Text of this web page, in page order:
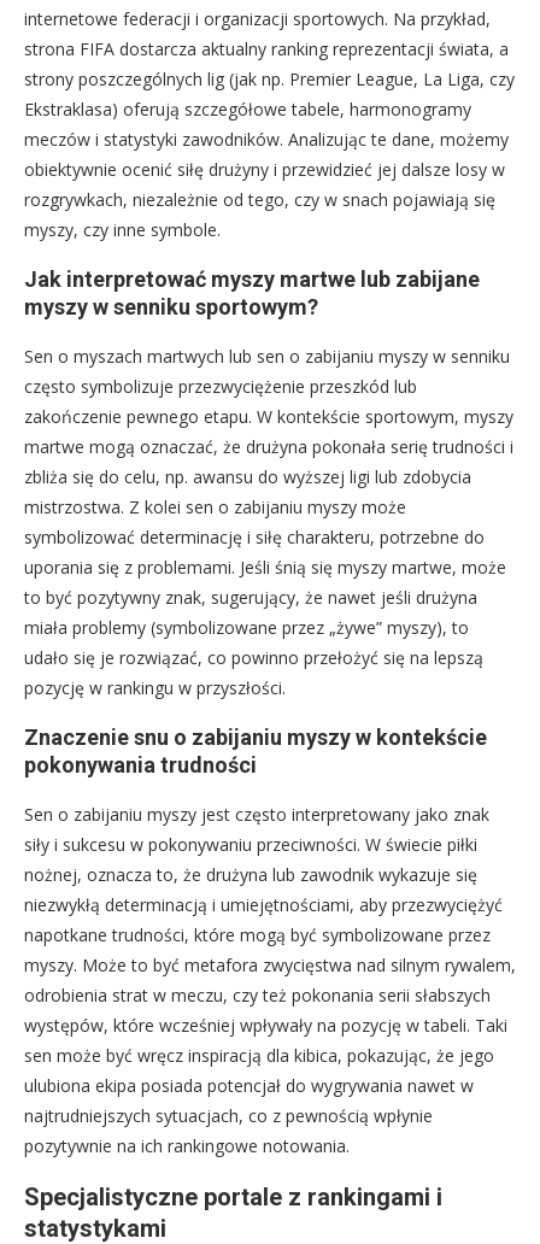
internetowe federacji i organizacji sportowych. Na przykład,
strona FIFA dostarcza aktualny ranking reprezentacji świata, a
strony poszczególnych lig (jak np. Premier League, La Liga, czy
Ekstraklasa) oferują szczegółowe tabele, harmonogramy
meczów i statystyki zawodników. Analizując te dane, możemy
obiektywnie ocenić siłę drużyny i przewidzieć jej dalsze losy w
rozgrywkach, niezależnie od tego, czy w snach pojawiają się
myszy, czy inne symbole.
Jak interpretować myszy martwe lub zabijane
myszy w senniku sportowym?
Sen o myszach martwych lub sen o zabijaniu myszy w senniku
często symbolizuje przezwyciężenie przeszkód lub
zakończenie pewnego etapu. W kontekście sportowym, myszy
martwe mogą oznaczać, że drużyna pokonała serię trudności i
zbliża się do celu, np. awansu do wyższej ligi lub zdobycia
mistrzostwa. Z kolei sen o zabijaniu myszy może
symbolizować determinację i siłę charakteru, potrzebne do
uporania się z problemami. Jeśli śnią się myszy martwe, może
to być pozytywny znak, sugerujący, że nawet jeśli drużyna
miała problemy (symbolizowane przez „żywe” myszy), to
udało się je rozwiązać, co powinno przełożyć się na lepszą
pozycję w rankingu w przyszłości.
Znaczenie snu o zabijaniu myszy w kontekście
pokonywania trudności
Sen o zabijaniu myszy jest często interpretowany jako znak
siły i sukcesu w pokonywaniu przeciwności. W świecie piłki
nożnej, oznacza to, że drużyna lub zawodnik wykazuje się
niezwykłą determinacją i umiejętnościami, aby przezwyciężyć
napotkane trudności, które mogą być symbolizowane przez
myszy. Może to być metafora zwycięstwa nad silnym rywalem,
odrobienia strat w meczu, czy też pokonania serii słabszych
występów, które wcześniej wpływały na pozycję w tabeli. Taki
sen może być wręcz inspiracją dla kibica, pokazując, że jego
ulubiona ekipa posiada potencjał do wygrywania nawet w
najtrudniejszych sytuacjach, co z pewnością wpłynie
pozytywnie na ich rankingowe notowania.
Specjalistyczne portale z rankingami i
statystykami